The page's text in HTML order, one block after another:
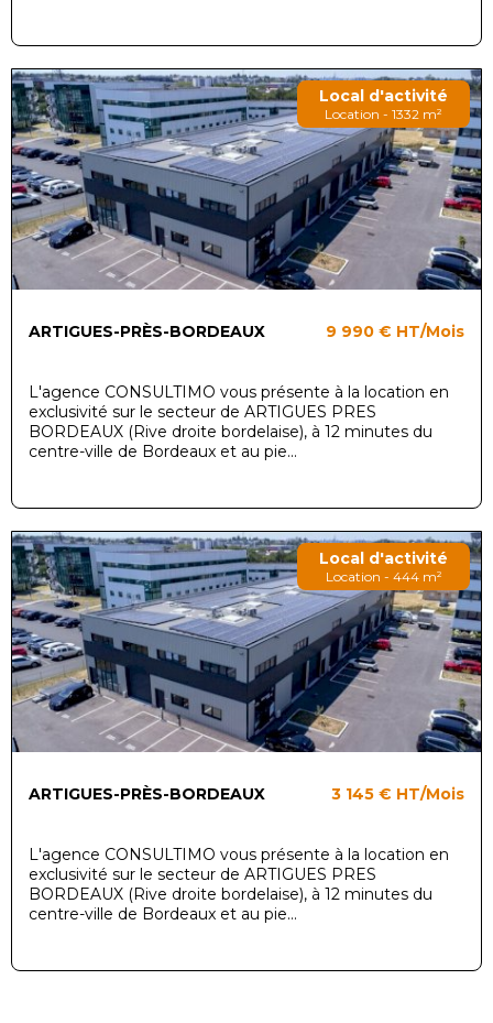
Local d'activité
Location - 1332 m²
ARTIGUES-PRÈS-BORDEAUX 9 990 € HT/Mois
L'agence CONSULTIMO vous présente à la location en
exclusivité sur le secteur de ARTIGUES PRES
BORDEAUX (Rive droite bordelaise), à 12 minutes du
centre-ville de Bordeaux et au pie...
Local d'activité
Location - 444 m²
ARTIGUES-PRÈS-BORDEAUX 3 145 € HT/Mois
L'agence CONSULTIMO vous présente à la location en
exclusivité sur le secteur de ARTIGUES PRES
BORDEAUX (Rive droite bordelaise), à 12 minutes du
centre-ville de Bordeaux et au pie...